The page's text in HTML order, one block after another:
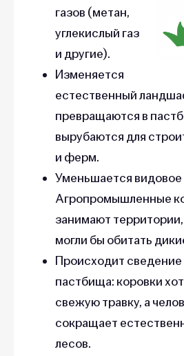
газов (метан,
углекислый газ
и другие).
Изменяется
естественный
превращаются в
вырубаются для
и ферм.
Уменьшается видовое
Агропромышленные
занимают
могли бы обитать
Происходит сведение
пастбища: коровки
свежую травку, а
сокращает
лесов.